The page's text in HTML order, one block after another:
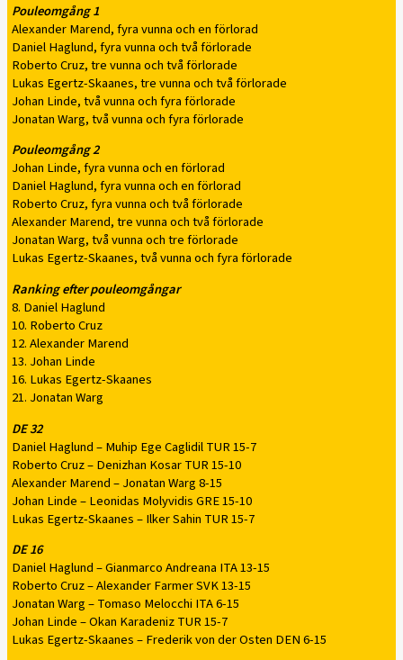
Pouleomgång 1
Alexander Marend, fyra vunna och en förlorad
Daniel Haglund, fyra vunna och två förlorade
Roberto Cruz, tre vunna och två förlorade
Lukas Egertz-Skaanes, tre vunna och två förlorade
Johan Linde, två vunna och fyra förlorade
Jonatan Warg, två vunna och fyra förlorade
Pouleomgång 2
Johan Linde, fyra vunna och en förlorad
Daniel Haglund, fyra vunna och en förlorad
Roberto Cruz, fyra vunna och två förlorade
Alexander Marend, tre vunna och två förlorade
Jonatan Warg, två vunna och tre förlorade
Lukas Egertz-Skaanes, två vunna och fyra förlorade
Ranking efter pouleomgångar
8. Daniel Haglund
10. Roberto Cruz
12. Alexander Marend
13. Johan Linde
16. Lukas Egertz-Skaanes
21. Jonatan Warg
DE 32
Daniel Haglund – Muhip Ege Caglidil TUR 15-7
Roberto Cruz – Denizhan Kosar TUR 15-10
Alexander Marend – Jonatan Warg 8-15
Johan Linde – Leonidas Molyvidis GRE 15-10
Lukas Egertz-Skaanes – Ilker Sahin TUR 15-7
DE 16
Daniel Haglund – Gianmarco Andreana ITA 13-15
Roberto Cruz – Alexander Farmer SVK 13-15
Jonatan Warg – Tomaso Melocchi ITA 6-15
Johan Linde – Okan Karadeniz TUR 15-7
Lukas Egertz-Skaanes – Frederik von der Osten DEN 6-15